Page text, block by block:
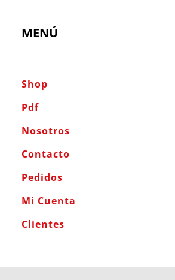
MENÚ
Shop
Pdf
Nosotros
Contacto
Pedidos
Mi Cuenta
Clientes